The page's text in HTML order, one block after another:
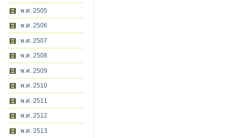
พ.ศ. 2505
พ.ศ. 2506
พ.ศ. 2507
พ.ศ. 2508
พ.ศ. 2509
พ.ศ. 2510
พ.ศ. 2511
พ.ศ. 2512
พ.ศ. 2513